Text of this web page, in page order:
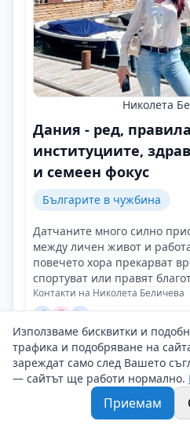
Николета
Дания - ред,
институциите,
и семеен фокус
Българите в чужбина
Датчаните много силно
между личен живот и
повечето хора прекарват
спортуват или правят
Контакти на Николета Беличева
#Николета_Беличева
#Кариерна_промяна
Използваме бисквитки и
трафика и подобряване на
зареждат само след Вашето
— сайтът ще работи нормално.
Приемам